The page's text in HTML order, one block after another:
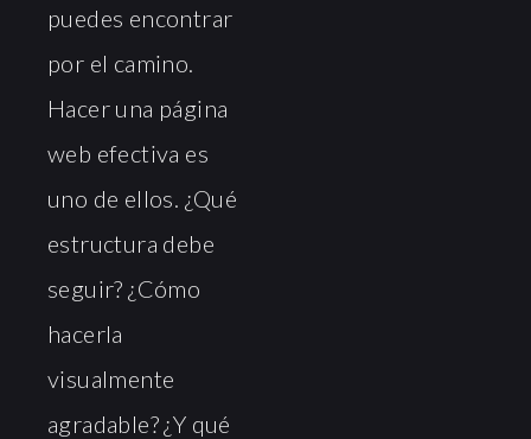
puedes encontrar
por el camino.
Hacer una página
web efectiva es
uno de ellos. ¿Qué
estructura debe
seguir? ¿Cómo
hacerla
visualmente
agradable? ¿Y qué